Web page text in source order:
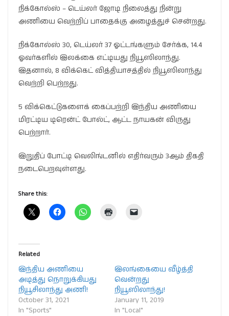
நிக்கோல்ஸ் – டெய்லர் ஜோடி நிலைத்து நின்று
அணியை வெற்றிப் பாதைக்கு அழைத்துச் சென்றது.
நிக்கோல்ஸ் 30, டெய்லர் 37 ஓட்டங்களும் சேர்க்க, 14.4
ஓவர்களில் இலக்கை எட்டியது நியூஸிலாந்து.
இதனால், 8 விக்கெட் வித்தியாசத்தில் நியூஸிலாந்து
வெற்றி பெற்றது.
5 விக்கெட்டுகளைக் கைப்பற்றி இந்திய அணியை
மிரட்டிய டிரென்ட் போல்ட், ஆட்ட நாயகன் விருது
பெற்றார்.
இறுதிப் போட்டி வெலிங்டனில் எதிர்வரும் 3ஆம் திகதி
நடைபெறவுள்ளது.
Share this:
Related
இந்திய அணியை
அடித்து நொறுக்கியது
நியூசிலாந்து அணி!
October 31, 2021
In "Sports"
இலங்கையை வீழ்த்தி
வென்றது
நியூஸிலாந்து!
January 11, 2019
In "Local"